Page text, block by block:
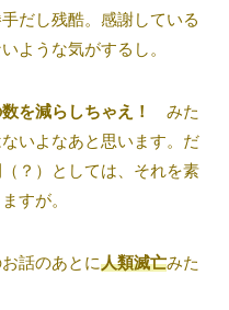
だし残酷。感謝している
ような気がするし。
を減らしちゃえ！
みた
いよなあと思います。だ
？）としては、それを素
すが。
話のあとに人類滅亡みた